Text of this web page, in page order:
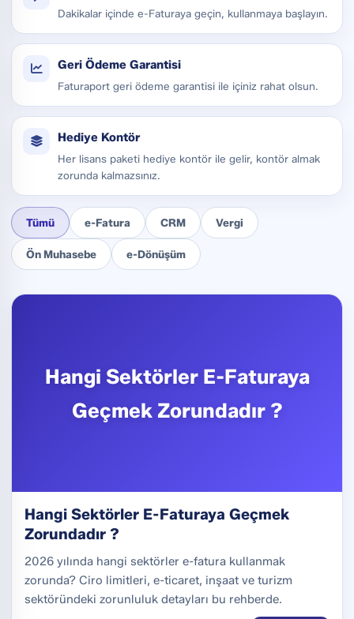
Dakikalar içinde e-Faturaya geçin, kullanmaya başlayın.
Geri Ödeme Garantisi
Faturaport geri ödeme garantisi ile içiniz rahat olsun.
Hediye Kontör
Her lisans paketi hediye kontör ile gelir, kontör almak
zorunda kalmazsınız.
Tümü e-Fatura CRM Vergi
Ön Muhasebe e-Dönüşüm
Hangi Sektörler E-Faturaya
Geçmek Zorundadır ?
Hangi Sektörler E-Faturaya Geçmek
Zorundadır ?
2026 yılında hangi sektörler e-fatura kullanmak
zorunda? Ciro limitleri, e-ticaret, inşaat ve turizm
sektöründeki zorunluluk detayları bu rehberde.